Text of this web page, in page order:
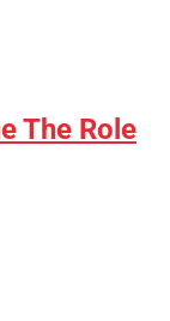
The Role